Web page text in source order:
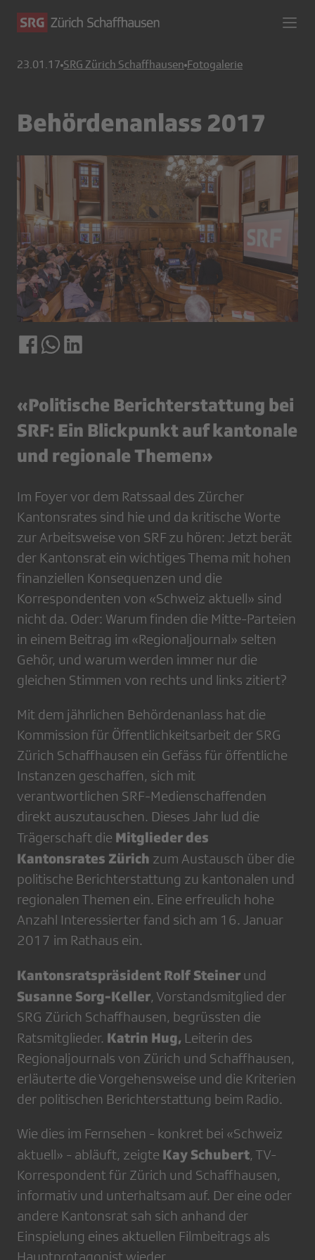
23.01.17 SRG Zürich Schaffhausen Fotogalerie
Behördenanlass 2017
«Politische Berichterstattung bei
SRF: Ein Blickpunkt auf kantonale
und regionale Themen»
Im Foyer vor dem Ratssaal des Zürcher
Kantonsrates sind hie und da kritische Worte
zur Arbeitsweise von SRF zu hören: Jetzt berät
der Kantonsrat ein wichtiges Thema mit hohen
finanziellen Konsequenzen und die
Korrespondenten von «Schweiz aktuell» sind
nicht da. Oder: Warum finden die Mitte-Parteien
in einem Beitrag im «Regionaljournal» selten
Gehör, und warum werden immer nur die
gleichen Stimmen von rechts und links zitiert?
Mit dem jährlichen Behördenanlass hat die
Kommission für Öffentlichkeitsarbeit der SRG
Zürich Schaffhausen ein Gefäss für öffentliche
Instanzen geschaffen, sich mit
verantwortlichen SRF-Medienschaffenden
direkt auszutauschen. Dieses Jahr lud die
Trägerschaft die Mitglieder des
Kantonsrates Zürich zum Austausch über die
politische Berichterstattung zu kantonalen und
regionalen Themen ein. Eine erfreulich hohe
Anzahl Interessierter fand sich am 16. Januar
2017 im Rathaus ein.
Kantonsratspräsident Rolf Steiner und
Susanne Sorg-Keller, Vorstandsmitglied der
SRG Zürich Schaffhausen, begrüssten die
Ratsmitglieder. Katrin Hug, Leiterin des
Regionaljournals von Zürich und Schaffhausen,
erläuterte die Vorgehensweise und die Kriterien
der politischen Berichterstattung beim Radio.
Wie dies im Fernsehen - konkret bei «Schweiz
aktuell» - abläuft, zeigte Kay Schubert, TV-
Korrespondent für Zürich und Schaffhausen,
informativ und unterhaltsam auf. Der eine oder
andere Kantonsrat sah sich anhand der
Einspielung eines aktuellen Filmbeitrags als
Hauptprotagonist wieder.